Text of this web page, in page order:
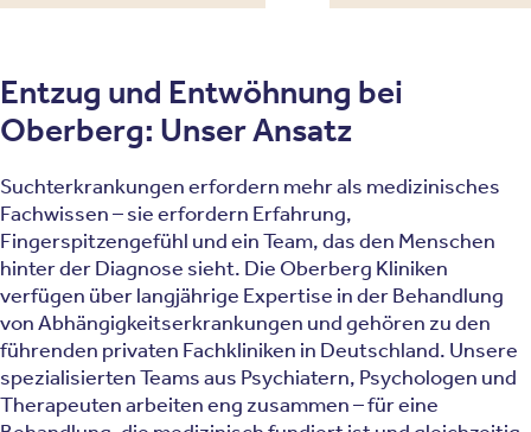
Entzug und Entwöhnung bei
Oberberg: Unser Ansatz
Suchterkrankungen erfordern mehr als medizinisches
Fachwissen – sie erfordern Erfahrung,
Fingerspitzengefühl und ein Team, das den Menschen
hinter der Diagnose sieht. Die Oberberg Kliniken
verfügen über langjährige Expertise in der Behandlung
von Abhängigkeitserkrankungen und gehören zu den
führenden privaten Fachkliniken in Deutschland. Unsere
spezialisierten Teams aus Psychiatern, Psychologen und
Therapeuten arbeiten eng zusammen – für eine